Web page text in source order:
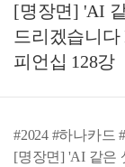
[명장면] 'AI
드리겠습니다
피언십 128강
#2024 #하나카드
[명장면] 'AI 같은